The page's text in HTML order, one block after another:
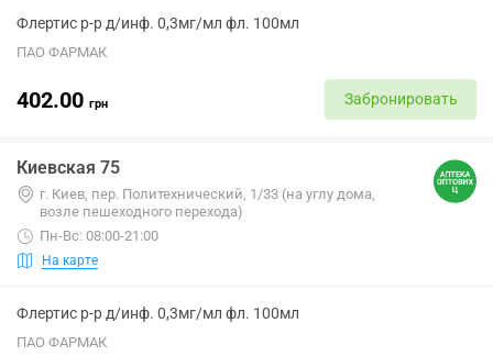
Флертис р-р д/инф. 0,3мг/мл фл. 100мл
ПАО ФАРМАК
402.00 грн Забронировать
Киевская 75
г. Киев, пер. Политехнический, 1/33 (на углу дома,
возле пешеходного перехода)
Пн-Вс: 08:00-21:00
На карте
Флертис р-р д/инф. 0,3мг/мл фл. 100мл
ПАО ФАРМАК